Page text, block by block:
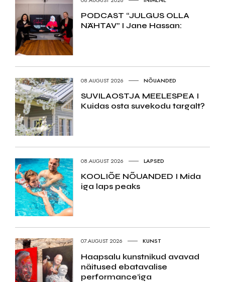
PODCAST “JULGUS OLLA
NÄHTAV” I Jane Hassan:
08.AUGUST 2026 NÕUANDED
SUVILAOSTJA MEELESPEA I
Kuidas osta suvekodu targalt?
08.AUGUST 2026 LAPSED
KOOLIÕE NÕUANDED I Mida
iga laps peaks
07.AUGUST 2026 KUNST
Haapsalu kunstnikud avavad
näitused ebatavalise
performance’iga